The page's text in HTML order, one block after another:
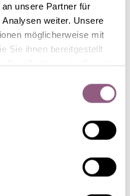
unsere Partner für
weiter. Unsere
möglicherweise mit
Sie ihnen bereitgestellt
Ihrer Nutzung der Dienste